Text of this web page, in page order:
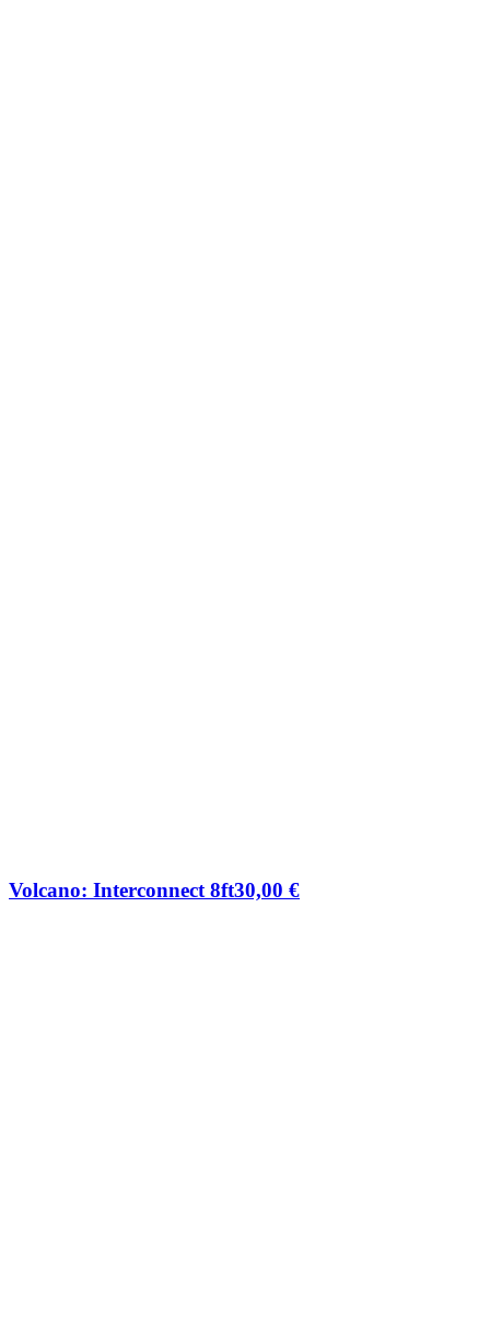
Volcano: Interconnect 8ft30,00 €